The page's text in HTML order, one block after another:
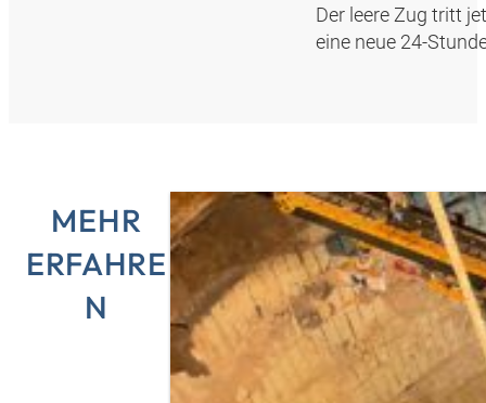
Der leere Zug tritt
eine neue 24-
MEHR
ERFAHRE
N